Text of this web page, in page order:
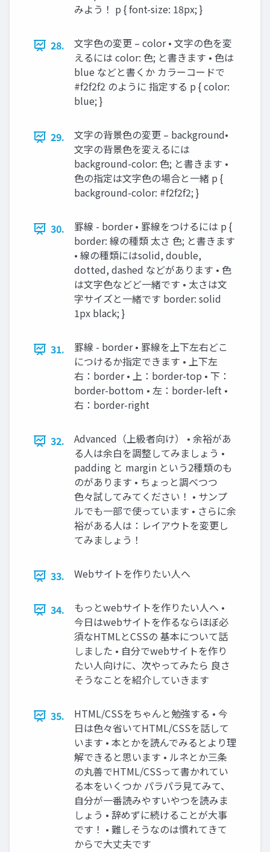
みよう！ p { font-size: 18px; }
28.
文字色の変更 – color • 文字の色を変
えるには color: 色; と書きます • 色は
blue などと書くか カラーコードで
#f2f2f2 のように 指定する p { color:
blue; }
29.
文字の背景色の変更 – background•
文字の背景色を変えるには
background-color: 色; と書きます •
色の指定は文字色の場合と一緒 p {
background-color: #f2f2f2; }
30.
罫線 - border • 罫線をつけるには p {
border: 線の種類 太さ 色; と書きます
• 線の種類にはsolid, double,
dotted, dashed などがあります • 色
は文字色などど一緒です • 太さは文
字サイズと一緒です border: solid
1px black; }
31.
罫線 - border • 罫線を上下左右どこ
につけるか指定できます • 上下左
右：border • 上：border-top • 下：
border-bottom • 左：border-left •
右：border-right
32.
Advanced（上級者向け） • 余裕があ
る人は余白を調整してみましょう •
padding と margin という2種類のも
のがあります • ちょっと調べつつ
色々試してみてください！ • サンプ
ルでも一部で使っています • さらに余
裕がある人は：レイアウトを変更し
てみましょう！
33. Webサイトを作りたい人へ
34.
もっとwebサイトを作りたい人へ •
今日はwebサイトを作るならほぼ必
須なHTMLとCSSの 基本について話
しました • 自分でwebサイトを作り
たい人向けに、次やってみたら 良さ
そうなことを紹介していきます
35.
HTML/CSSをちゃんと勉強する • 今
日は色々省いてHTML/CSSを話して
います • 本とかを読んでみるとより理
解できると思います • ルネとか三条
の丸善でHTML/CSSって書かれてい
る本をいくつか パラパラ見てみて、
自分が一番読みやすいやつを読みま
しょう • 辞めずに続けることが大事
です！ • 難しそうなのは慣れてきて
からで大丈夫です